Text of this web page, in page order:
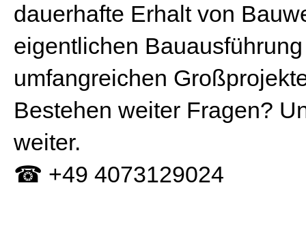
dauerhafte Erhalt von
eigentlichen
umfangreichen
Bestehen weiter Fragen?
weiter.
☎ +49 4073129024